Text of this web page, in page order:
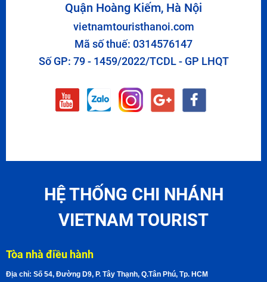
Quận Hoàng Kiếm, Hà Nội
vietnamtouristhanoi.com
Mã số thuế: 0314576147
Số GP: 79 - 1459/2022/TCDL - GP LHQT
HỆ THỐNG CHI NHÁNH
VIETNAM TOURIST
Tòa nhà điều hành
Địa chỉ: Số 54, Đường D9, P. Tây Thạnh, Q.Tân Phú, Tp. HCM